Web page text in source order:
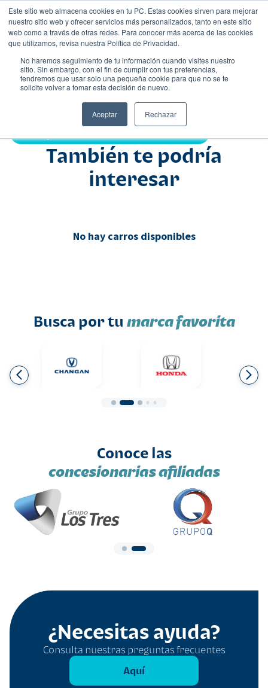
Este sitio web almacena cookies en tu PC. Estas cookies sirven para mejorar
nuestro sitio web y ofrecer servicios más personalizados, tanto en este sitio
web como a través de otras redes. Para conocer más acerca de las cookies
que utilizamos, revisa nuestra Política de Privacidad.
No haremos seguimiento de tu información cuando visites nuestro
sitio. Sin embargo, con el fin de cumplir con tus preferencias,
tendremos que usar solo una pequeña cookie para que no se te
solicite volver a tomar esta decisión de nuevo.
Aceptar Rechazar
Nombre
También te podría
interesar
No hay carros disponibles
Busca por tu marca favorita
Conoce las
concesionarias afiliadas
¿Necesitas ayuda?
Consulta nuestras preguntas frecuentes
Aquí